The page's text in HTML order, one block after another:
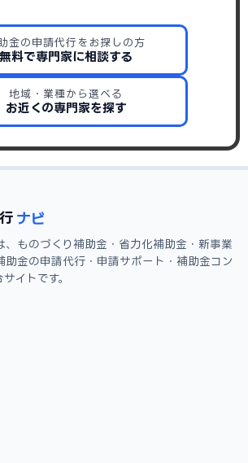
金の申請代行をお探しの方
無料で専門家に相談する
地域・業種から選べる
お近くの専門家を探す
ナビ
、ものづくり補助金・省力化補助金・新事業
助金の申請代行・申請サポート・補助金コン
イトです。